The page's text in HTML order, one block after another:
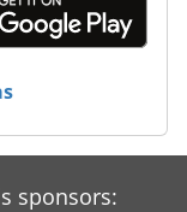
sponsors: